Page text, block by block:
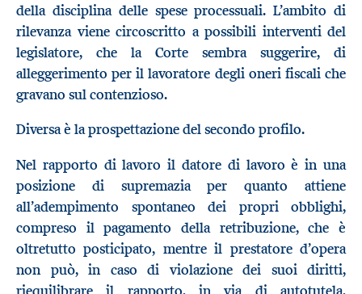
della disciplina delle spese processuali. L’ambito di
rilevanza viene circoscritto a possibili interventi del
legislatore, che la Corte sembra suggerire, di
alleggerimento per il lavoratore degli oneri fiscali che
gravano sul contenzioso.
Diversa è la prospettazione del secondo profilo.
Nel rapporto di lavoro il datore di lavoro è in una
posizione di supremazia per quanto attiene
all’adempimento spontaneo dei propri obblighi,
compreso il pagamento della retribuzione, che è
oltretutto posticipato, mentre il prestatore d’opera
non può, in caso di violazione dei suoi diritti,